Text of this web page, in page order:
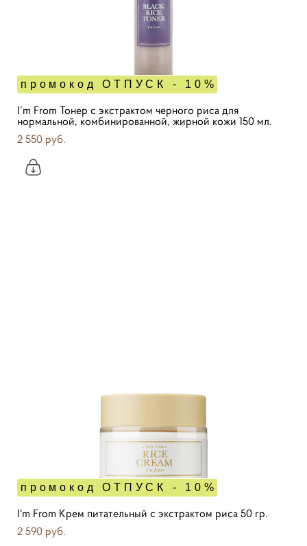
промокод ОТПУСК - 10%
I’m From Тонер с экстрактом черного риса для
нормальной, комбинированной, жирной кожи 150 мл.
2 550 pуб.
промокод ОТПУСК - 10%
I'm From Крем питательный с экстрактом риса 50 гр.
2 590 pуб.